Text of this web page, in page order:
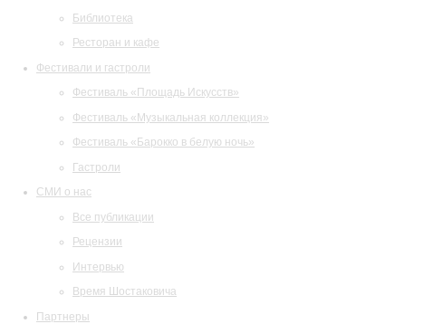
Библиотека
Ресторан и кафе
Фестивали и гастроли
Фестиваль «Площадь Искусств»
Фестиваль «Музыкальная коллекция»
Фестиваль «Барокко в белую ночь»
Гастроли
СМИ о нас
Все публикации
Рецензии
Интервью
Время Шостаковича
Партнеры